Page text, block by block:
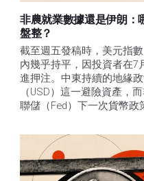
非農就業數據還是伊朗：
盤整？
截至週五發稿時，美元指
內幾乎持平，因投資者在7
進押注。中東持續的地緣
（USD）這一避險資產，
聯儲（Fed）下一次貨幣政